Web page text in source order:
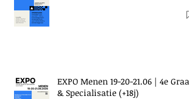
EXPO Menen 19-20-21.06 | 4e Graad
& Specialisatie (+18j)